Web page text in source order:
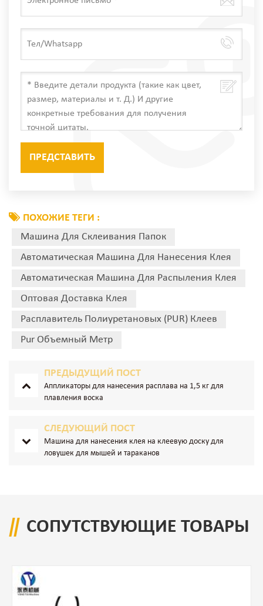
ПОХОЖИЕ ТЕГИ :
Машина Для Склеивания Папок
Автоматическая Машина Для Нанесения Клея
Автоматическая Машина Для Распыления Клея
Оптовая Доставка Клея
Расплавитель Полиуретановых (PUR) Клеев
Pur Объемный Метр
ПРЕДЫДУЩИЙ ПОСТ
Аппликаторы для нанесения расплава на 1,5 кг для
плавления воска
СЛЕДУЮЩИЙ ПОСТ
Машина для нанесения клея на клеевую доску для
ловушек для мышей и тараканов
СОПУТСТВУЮЩИЕ ТОВАРЫ